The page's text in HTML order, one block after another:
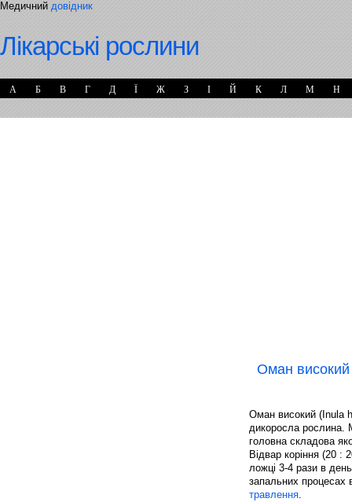
Медичний довідник
Лікарські рослини
А Б В Г Д Ї Ж З І Й К Л М Н
Оман високий
Оман високий (Inula
дикоросла рослина.
головна складова
Відвар коріння (20 :
ложці 3-4 рази в
запальних процесах
травлення.